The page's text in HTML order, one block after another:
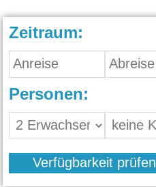
Zeitraum:
Personen:
Verfügbarkeit prüfen